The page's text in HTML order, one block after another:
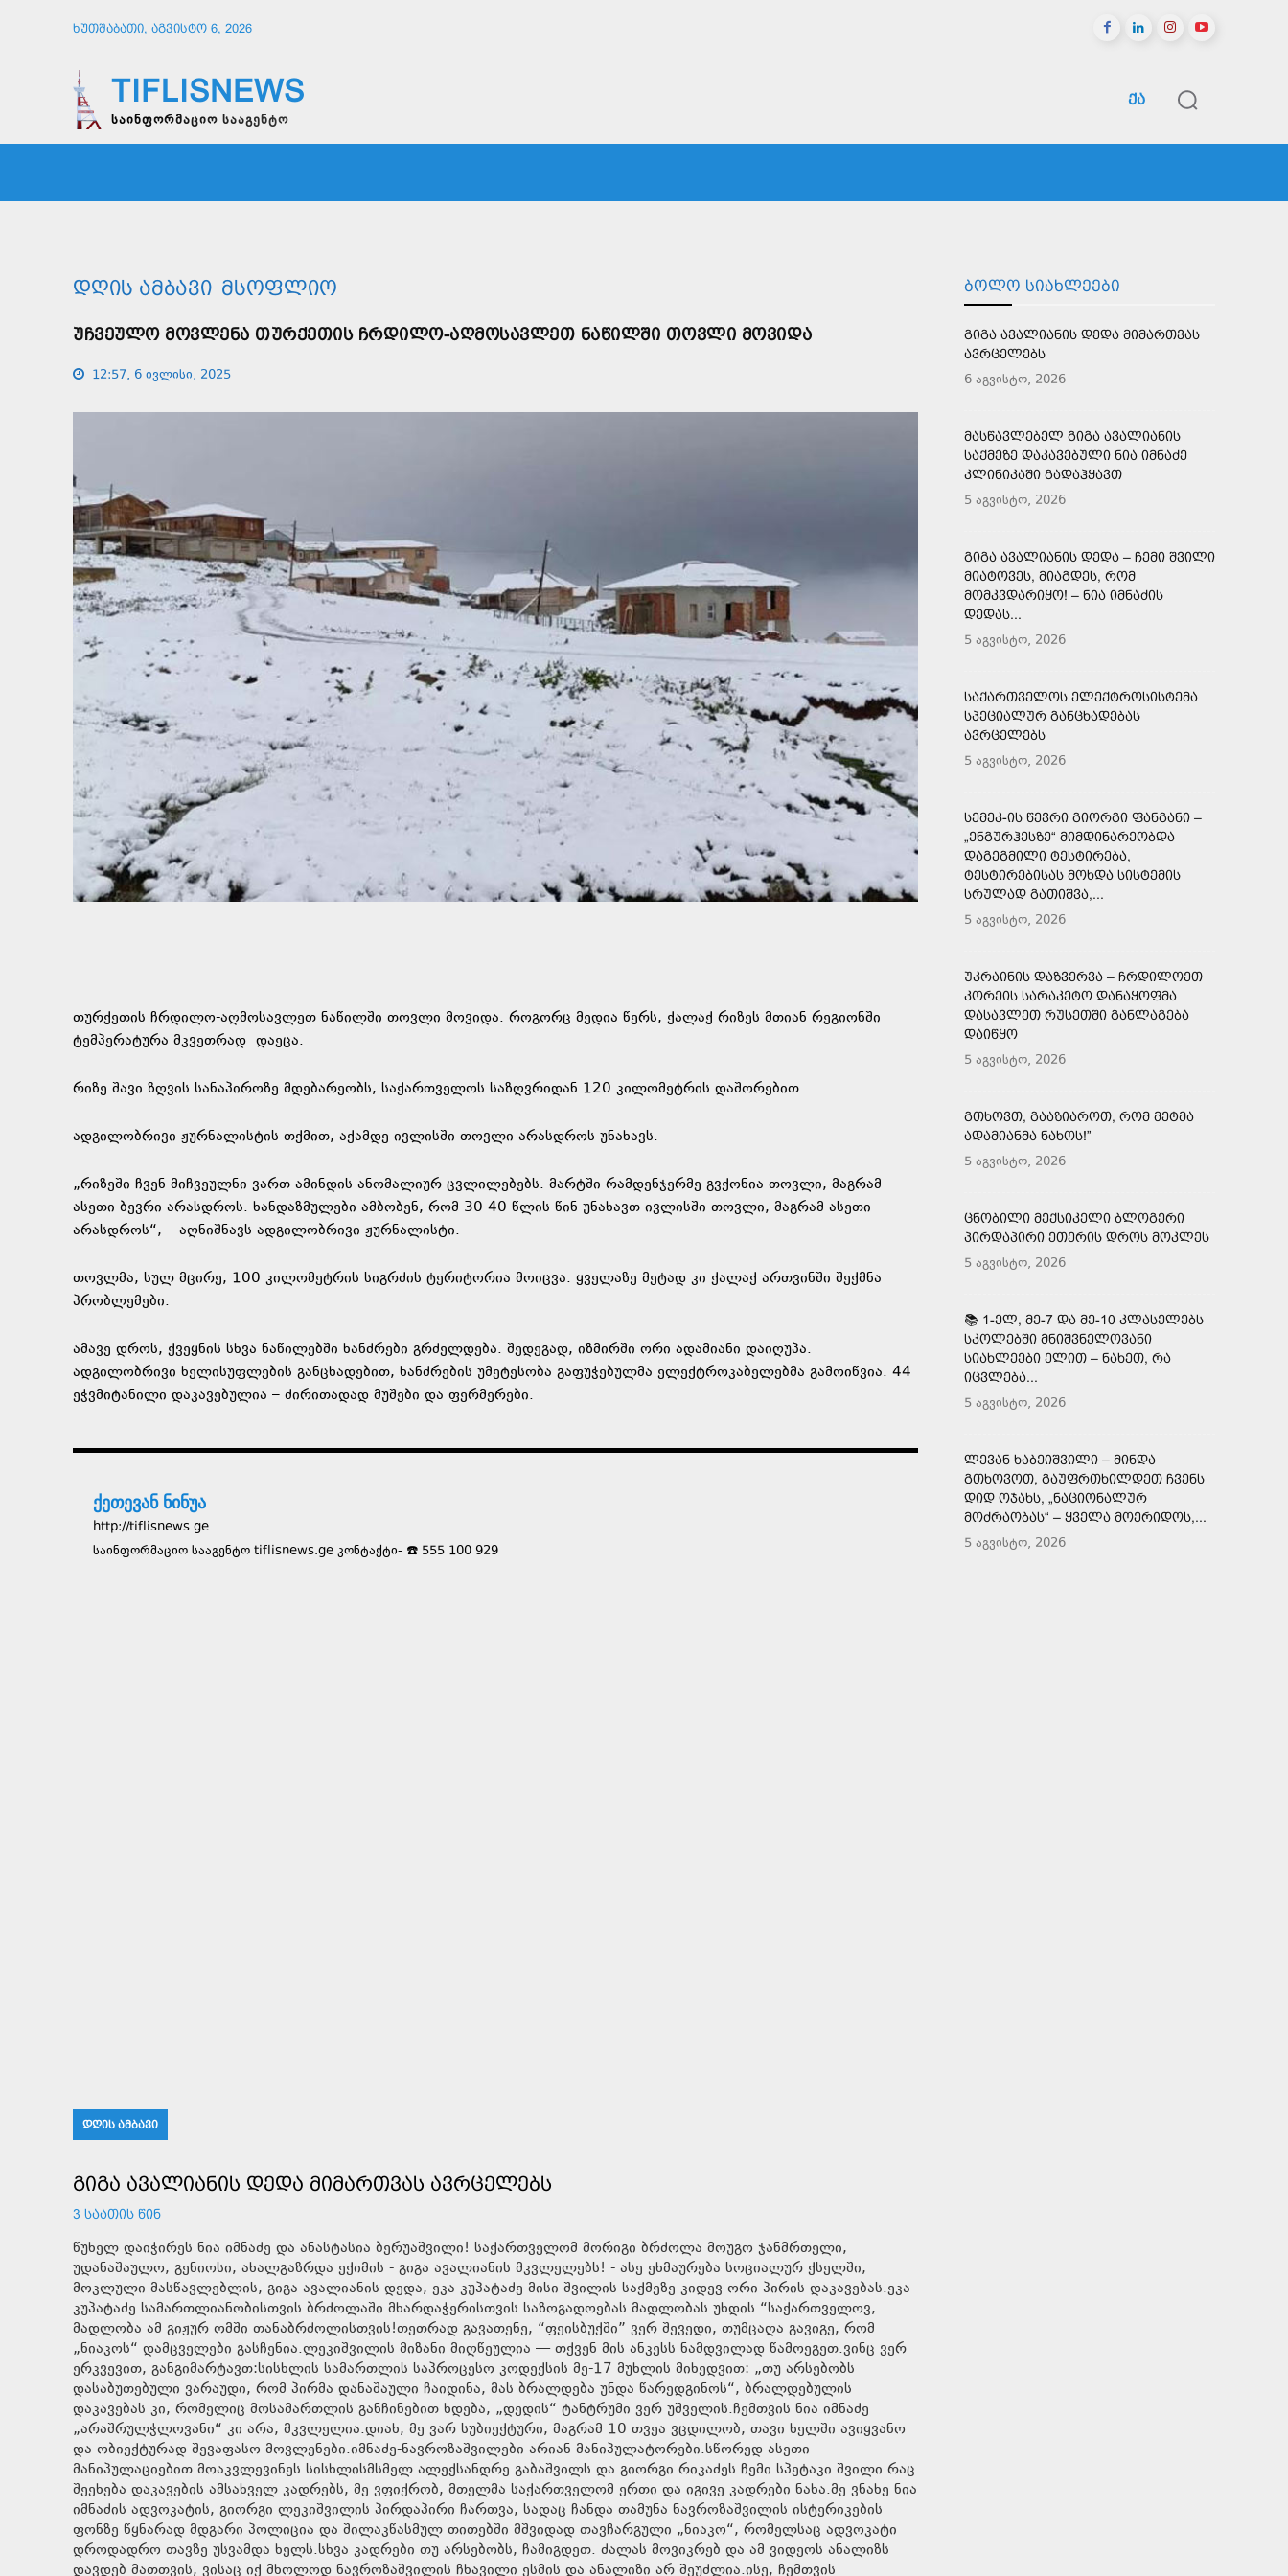
ᲮᲣᲗᲨᲐᲑᲐᲗᲘ, ᲐᲒᲕᲘᲡᲢᲝ 6, 2026
TIFLISNEWS
საინფორმაციო სააგენტო
ᲥᲐ
ᲓᲦᲘᲡ ᲐᲛᲑᲐᲕᲘ ᲛᲡᲝᲤᲚᲘᲝ
ᲣᲩᲕᲔᲣᲚᲝ ᲛᲝᲕᲚᲔᲜᲐ ᲗᲣᲠᲥᲔᲗᲘᲡ ᲩᲠᲓᲘᲚᲝ-ᲐᲦᲛᲝᲡᲐᲕᲚᲔᲗ ᲜᲐᲬᲘᲚᲨᲘ ᲗᲝᲕᲚᲘ ᲛᲝᲕᲘᲓᲐ
12:57, 6 ივლისი, 2025
თურქეთის ჩრდილო-აღმოსავლეთ ნაწილში თოვლი მოვიდა. როგორც მედია წერს, ქალაქ რიზეს მთიან რეგიონში
ტემპერატურა მკვეთრად დაეცა.
რიზე შავი ზღვის სანაპიროზე მდებარეობს, საქართველოს საზღვრიდან 120 კილომეტრის დაშორებით.
ადგილობრივი ჟურნალისტის თქმით, აქამდე ივლისში თოვლი არასდროს უნახავს.
„რიზეში ჩვენ მიჩვეულნი ვართ ამინდის ანომალიურ ცვლილებებს. მარტში რამდენჯერმე გვქონია თოვლი, მაგრამ
ასეთი ბევრი არასდროს. ხანდაზმულები ამბობენ, რომ 30-40 წლის წინ უნახავთ ივლისში თოვლი, მაგრამ ასეთი
არასდროს“, – აღნიშნავს ადგილობრივი ჟურნალისტი.
თოვლმა, სულ მცირე, 100 კილომეტრის სიგრძის ტერიტორია მოიცვა. ყველაზე მეტად კი ქალაქ ართვინში შექმნა
პრობლემები.
ამავე დროს, ქვეყნის სხვა ნაწილებში ხანძრები გრძელდება. შედეგად, იზმირში ორი ადამიანი დაიღუპა.
ადგილობრივი ხელისუფლების განცხადებით, ხანძრების უმეტესობა გაფუჭებულმა ელექტროკაბელებმა გამოიწვია. 44
ეჭვმიტანილი დაკავებულია – ძირითადად მუშები და ფერმერები.
ქეთევან ნინუა
http://tiflisnews.ge
საინფორმაციო სააგენტო tiflisnews.ge კონტაქტი- ☎️ 555 100 929
ᲓᲦᲘᲡ ᲐᲛᲑᲐᲕᲘ
ᲒᲘᲒᲐ ᲐᲕᲐᲚᲘᲐᲜᲘᲡ ᲓᲔᲓᲐ ᲛᲘᲛᲐᲠᲗᲕᲐᲡ ᲐᲕᲠᲪᲔᲚᲔᲑᲡ
3 ᲡᲐᲐᲗᲘᲡ ᲬᲘᲜ
წუხელ დაიჭირეს ნია იმნაძე და ანასტასია ბერუაშვილი! საქართველომ მორიგი ბრძოლა მოუგო ჯანმრთელი,
უდანაშაულო, გენიოსი, ახალგაზრდა ექიმის - გიგა ავალიანის მკვლელებს! - ასე ეხმაურება სოციალურ ქსელში,
მოკლული მასწავლებლის, გიგა ავალიანის დედა, ეკა კუპატაძე მისი შვილის საქმეზე კიდევ ორი პირის დაკავებას.ეკა
კუპატაძე სამართლიანობისთვის ბრძოლაში მხარდაჭერისთვის საზოგადოებას მადლობას უხდის.“საქართველოვ,
მადლობა ამ გიჟურ ომში თანაბრძოლისთვის!თეთრად გავათენე, “ფეისბუქში” ვერ შევედი, თუმცაღა გავიგე, რომ
„ნიაკოს“ დამცველები გასჩენია.ლეკიშვილის მიზანი მიღწეულია — თქვენ მის ანკესს ნამდვილად წამოეგეთ.ვინც ვერ
ერკვევით, განგიმარტავთ:სისხლის სამართლის საპროცესო კოდექსის მე-17 მუხლის მიხედვით: „თუ არსებობს
დასაბუთებული ვარაუდი, რომ პირმა დანაშაული ჩაიდინა, მას ბრალდება უნდა წარედგინოს“, ბრალდებულის
დაკავებას კი, რომელიც მოსამართლის განჩინებით ხდება, „დედის“ ტანტრუმი ვერ უშველის.ჩემთვის ნია იმნაძე
„არაშრულჭლოვანი“ კი არა, მკვლელია.დიახ, მე ვარ სუბიექტური, მაგრამ 10 თვეა ვცდილობ, თავი ხელში ავიყვანო
და ობიექტურად შევაფასო მოვლენები.იმნაძე-ნავროზაშვილები არიან მანიპულატორები.სწორედ ასეთი
მანიპულაციებით მოაკვლევინეს სისხლისმსმელ ალექსანდრე გაბაშვილს და გიორგი რიკაძეს ჩემი სპეტაკი შვილი.რაც
შეეხება დაკავების ამსახველ კადრებს, მე ვფიქრობ, მთელმა საქართველომ ერთი და იგივე კადრები ნახა.მე ვნახე ნია
იმნაძის ადვოკატის, გიორგი ლეკიშვილის პირდაპირი ჩართვა, სადაც ჩანდა თამუნა ნავროზაშვილის ისტერიკების
ფონზე წყნარად მდგარი პოლიცია და შილაკწასმულ თითებში მშვიდად თავჩარგული „ნიაკო“, რომელსაც ადვოკატი
დროდადრო თავზე უსვამდა ხელს.სხვა კადრები თუ არსებობს, ჩამიგდეთ. ძალას მოვიკრებ და ამ ვიდეოს ანალიზს
დავდებ მათთვის, ვისაც იქ მხოლოდ ნავროზაშვილის ჩხავილი ესმის და ანალიზი არ შეუძლია.ისე, ჩემთვის
ᲑᲝᲚᲝ ᲡᲘᲐᲮᲚᲔᲔᲑᲘ
ᲒᲘᲒᲐ ᲐᲕᲐᲚᲘᲐᲜᲘᲡ ᲓᲔᲓᲐ ᲛᲘᲛᲐᲠᲗᲕᲐᲡ
ᲐᲕᲠᲪᲔᲚᲔᲑᲡ
6 აგვისტო, 2026
ᲛᲐᲡᲬᲐᲕᲚᲔᲑᲔᲚ ᲒᲘᲒᲐ ᲐᲕᲐᲚᲘᲐᲜᲘᲡ
ᲡᲐᲥᲛᲔᲖᲔ ᲓᲐᲙᲐᲕᲔᲑᲣᲚᲘ ᲜᲘᲐ ᲘᲛᲜᲐᲫᲔ
ᲙᲚᲘᲜᲘᲙᲐᲨᲘ ᲒᲐᲓᲐᲰᲧᲐᲕᲗ
5 აგვისტო, 2026
ᲒᲘᲒᲐ ᲐᲕᲐᲚᲘᲐᲜᲘᲡ ᲓᲔᲓᲐ – ᲩᲔᲛᲘ ᲨᲕᲘᲚᲘ
ᲛᲘᲐᲢᲝᲕᲔᲡ, ᲛᲘᲐᲒᲓᲔᲡ, ᲠᲝᲛ
ᲛᲝᲛᲙᲕᲓᲐᲠᲘᲧᲝ! – ᲜᲘᲐ ᲘᲛᲜᲐᲫᲘᲡ
ᲓᲔᲓᲐᲡ...
5 აგვისტო, 2026
ᲡᲐᲥᲐᲠᲗᲕᲔᲚᲝᲡ ᲔᲚᲔᲥᲢᲠᲝᲡᲘᲡᲢᲔᲛᲐ
ᲡᲞᲔᲪᲘᲐᲚᲣᲠ ᲒᲐᲜᲪᲮᲐᲓᲔᲑᲐᲡ
ᲐᲕᲠᲪᲔᲚᲔᲑᲡ
5 აგვისტო, 2026
ᲡᲔᲛᲔᲙ-ᲘᲡ ᲬᲔᲕᲠᲘ ᲒᲘᲝᲠᲒᲘ ᲤᲐᲜᲒᲐᲜᲘ –
„ᲔᲜᲒᲣᲠᲰᲔᲡᲖᲔ“ ᲛᲘᲛᲓᲘᲜᲐᲠᲔᲝᲑᲓᲐ
ᲓᲐᲒᲔᲒᲛᲘᲚᲘ ᲢᲔᲡᲢᲘᲠᲔᲑᲐ,
ᲢᲔᲡᲢᲘᲠᲔᲑᲘᲡᲐᲡ ᲛᲝᲮᲓᲐ ᲡᲘᲡᲢᲔᲛᲘᲡ
ᲡᲠᲣᲚᲐᲓ ᲒᲐᲗᲘᲨᲕᲐ,...
5 აგვისტო, 2026
ᲣᲙᲠᲐᲘᲜᲘᲡ ᲓᲐᲖᲕᲔᲠᲕᲐ – ᲩᲠᲓᲘᲚᲝᲔᲗ
ᲙᲝᲠᲔᲘᲡ ᲡᲐᲠᲐᲙᲔᲢᲝ ᲓᲐᲜᲐᲧᲝᲤᲛᲐ
ᲓᲐᲡᲐᲕᲚᲔᲗ ᲠᲣᲡᲔᲗᲨᲘ ᲒᲐᲜᲚᲐᲒᲔᲑᲐ
ᲓᲐᲘᲬᲧᲝ
5 აგვისტო, 2026
ᲒᲗᲮᲝᲕᲗ, ᲒᲐᲐᲖᲘᲐᲠᲝᲗ, ᲠᲝᲛ ᲛᲔᲢᲛᲐ
ᲐᲓᲐᲛᲘᲐᲜᲛᲐ ᲜᲐᲮᲝᲡ!”
5 აგვისტო, 2026
ᲪᲜᲝᲑᲘᲚᲘ ᲛᲔᲥᲡᲘᲙᲔᲚᲘ ᲑᲚᲝᲒᲔᲠᲘ
ᲞᲘᲠᲓᲐᲞᲘᲠᲘ ᲔᲗᲔᲠᲘᲡ ᲓᲠᲝᲡ ᲛᲝᲙᲚᲔᲡ
5 აგვისტო, 2026
📚 1-ᲔᲚ, ᲛᲔ-7 ᲓᲐ ᲛᲔ-10 ᲙᲚᲐᲡᲔᲚᲔᲑᲡ
ᲡᲙᲝᲚᲔᲑᲨᲘ ᲛᲜᲘᲨᲕᲜᲔᲚᲝᲕᲐᲜᲘ
ᲡᲘᲐᲮᲚᲔᲔᲑᲘ ᲔᲚᲘᲗ – ᲜᲐᲮᲔᲗ, ᲠᲐ
ᲘᲪᲕᲚᲔᲑᲐ...
5 აგვისტო, 2026
ᲚᲔᲕᲐᲜ ᲮᲐᲑᲔᲘᲨᲕᲘᲚᲘ – ᲛᲘᲜᲓᲐ
ᲒᲗᲮᲝᲕᲝᲗ, ᲒᲐᲣᲤᲠᲗᲮᲘᲚᲓᲔᲗ ᲩᲕᲔᲜᲡ
ᲓᲘᲓ ᲝᲯᲐᲮᲡ, „ᲜᲐᲪᲘᲝᲜᲐᲚᲣᲠ
ᲛᲝᲫᲠᲐᲝᲑᲐᲡ“ – ᲧᲕᲔᲚᲐ ᲛᲝᲔᲠᲘᲓᲝᲡ,...
5 აგვისტო, 2026